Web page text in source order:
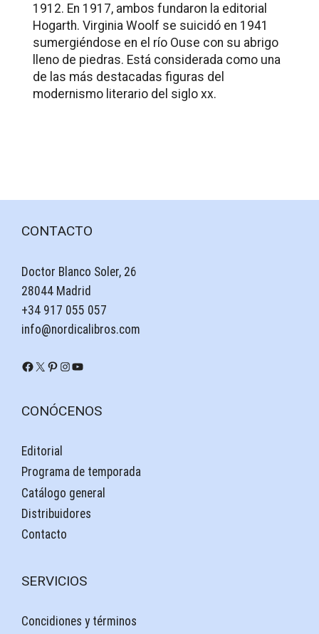
1912. En 1917, ambos fundaron la editorial
Hogarth. Virginia Woolf se suicidó en 1941
sumergiéndose en el río Ouse con su abrigo
lleno de piedras. Está considerada como una
de las más destacadas figuras del
modernismo literario del siglo xx.
CONTACTO
Doctor Blanco Soler, 26
28044 Madrid
+34 917 055 057
info@nordicalibros.com
CONÓCENOS
Editorial
Programa de temporada
Catálogo general
Distribuidores
Contacto
SERVICIOS
Concidiones y términos